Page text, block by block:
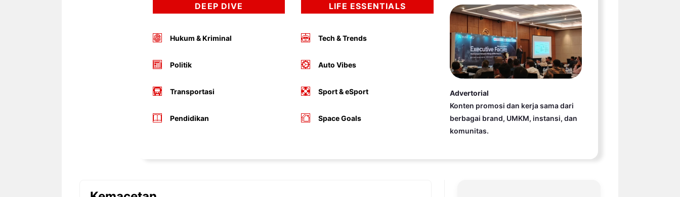
DEEP DIVE
Hukum & Kriminal
Politik
Transportasi
Pendidikan
LIFE ESSENTIALS
Tech & Trends
Auto Vibes
Sport & eSport
Space Goals
Advertorial
Konten promosi dan kerja sama dari
berbagai brand, UMKM, instansi, dan
komunitas.